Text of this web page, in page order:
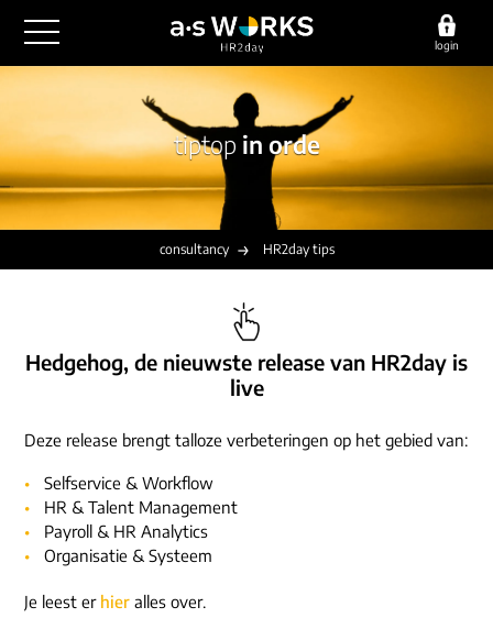
login
outsourcing
financiële administratie
salarisadministratie
juridische zaken
detachering
HR/payroll
consultancy
implementatie
overige diensten
vacatures
outsourcing
consultancy
over ons
ons dna
contact
vestigingen
e-mail/telefoon
social media
tiptop in orde
consultancy HR2day tips
Hedgehog, de nieuwste release van HR2day is
live
Deze release brengt talloze verbeteringen op het gebied van:
Selfservice & Workflow
HR & Talent Management
Payroll & HR Analytics
Organisatie & Systeem
Je leest er hier alles over.